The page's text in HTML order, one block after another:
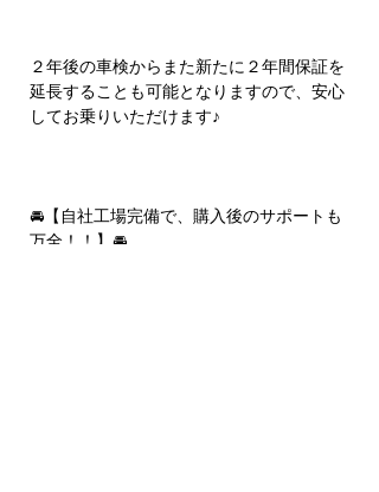
２年後の車検からまた新たに２年間保証を
延長することも可能となりますので、安心
してお乗りいただけます♪
🚘【自社工場完備で、購入後のサポートも
万全！！】🚘